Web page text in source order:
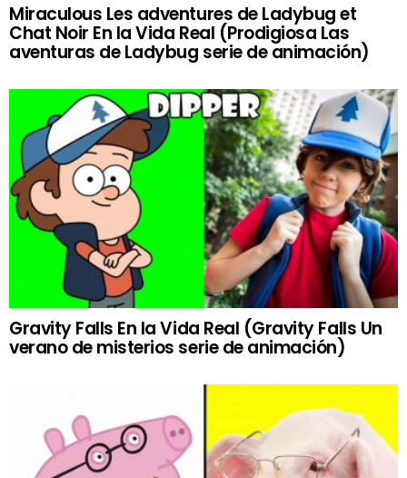
Miraculous Les adventures de Ladybug et
Chat Noir En la Vida Real (Prodigiosa Las
aventuras de Ladybug serie de animación)
Gravity Falls En la Vida Real (Gravity Falls Un
verano de misterios serie de animación)